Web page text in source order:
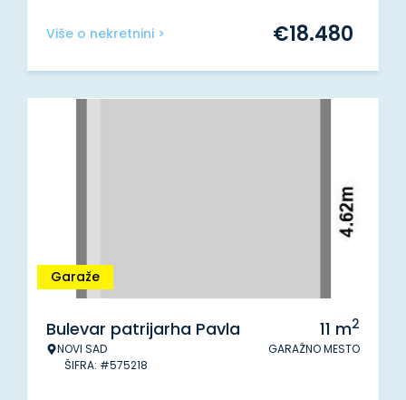
Više o nekretnini > €18.480
Garaže
Bulevar patrijarha Pavla
NOVI SAD
ŠIFRA: #575218
11 m2
GARAŽNO MESTO